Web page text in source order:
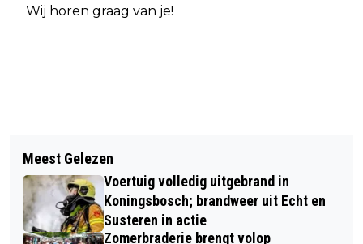
Wij horen graag van je!
Meest Gelezen
Voertuig volledig uitgebrand in
Koningsbosch; brandweer uit Echt en
Susteren in actie
Zomerbraderie brengt volop